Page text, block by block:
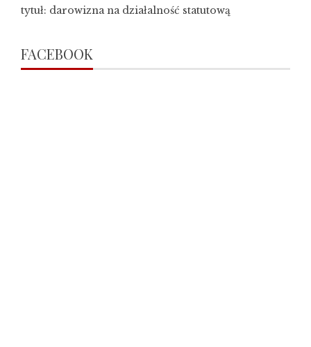
tytuł: darowizna na działalność statutową
FACEBOOK